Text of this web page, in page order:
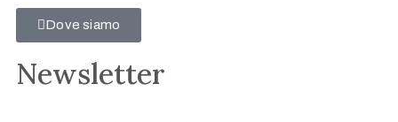
Dove siamo
Newsletter